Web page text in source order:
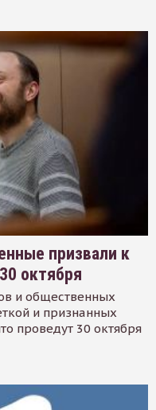
призвали к
октября
и общественных
и признанных
проведут 30 октября